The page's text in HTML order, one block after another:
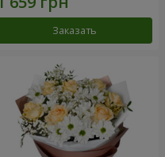
Заказать